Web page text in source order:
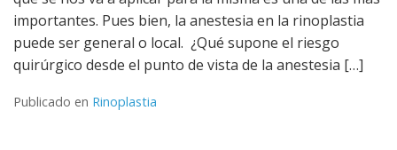
importantes. Pues bien, la anestesia en la rinoplastia
puede ser general o local. ¿Qué supone el riesgo
quirúrgico desde el punto de vista de la anestesia […]
Publicado en Rinoplastia